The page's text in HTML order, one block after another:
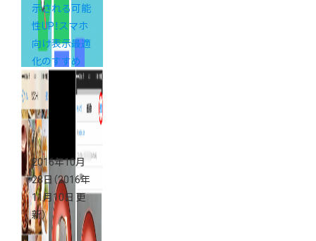
示される可能
性UP！スマホ
向け表示最適
化のすすめ
2016年10月
28日 （2016年
11月10日 更
新）